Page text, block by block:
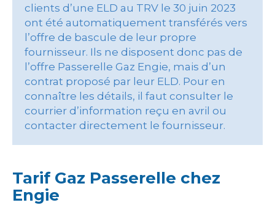
clients d’une ELD au TRV le 30 juin 2023
ont été automatiquement transférés vers
l’offre de bascule de leur propre
fournisseur. Ils ne disposent donc pas de
l’offre Passerelle Gaz Engie, mais d’un
contrat proposé par leur ELD. Pour en
connaître les détails, il faut consulter le
courrier d’information reçu en avril ou
contacter directement le fournisseur.
Tarif Gaz Passerelle chez
Engie